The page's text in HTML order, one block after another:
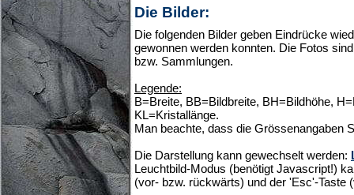
Die Bilder:
Die folgenden Bilder geben Eindrücke
gewonnen werden konnten. Die Fotos
bzw. Sammlungen.
Legende:
B=Breite, BB=Bildbreite, BH=Bildhöhe,
KL=Kristallänge.
Man beachte, dass die Grössenangaben
Die Darstellung kann gewechselt werden:
Leuchtbild-Modus (benötigt Javascript!)
(vor- bzw. rückwärts) und der 'Esc'-Taste